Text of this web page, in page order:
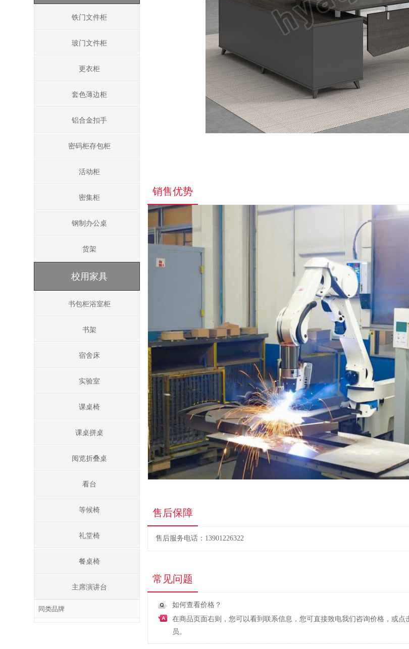
铁门文件柜
玻门文件柜
更衣柜
套色薄边柜
铝合金扣手
密码柜存包柜
活动柜
密集柜
钢制办公桌
货架
校用家具
书包柜浴室柜
书架
宿舍床
实验室
课桌椅
课桌拼桌
阅览折叠桌
看台
等候椅
礼堂椅
餐桌椅
主席演讲台
同类品牌
销售优势
售后保障
售后服务电话：13901226322
常见问题
如何查看价格？
在商品页面右则，您可以看到联系信息，您可直接致电我们咨询价格，或点
员。